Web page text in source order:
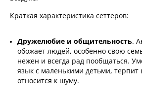
Краткая характеристика сеттеров:
Дружелюбие и общительность.
обожает людей, особенно свою
нежен и всегда рад пообщаться.
язык с маленькими детьми, терпит
относится к шуму.